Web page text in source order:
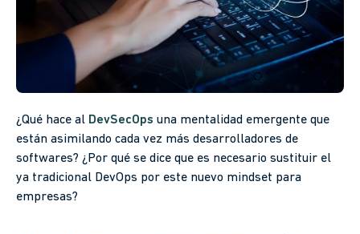
¿Qué hace al DevSecOps una mentalidad emergente que
están asimilando cada vez más desarrolladores de
softwares? ¿Por qué se dice que es necesario sustituir el
ya tradicional DevOps por este nuevo mindset para
empresas?